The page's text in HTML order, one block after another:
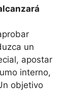
un
apostar
interno,
objetivo